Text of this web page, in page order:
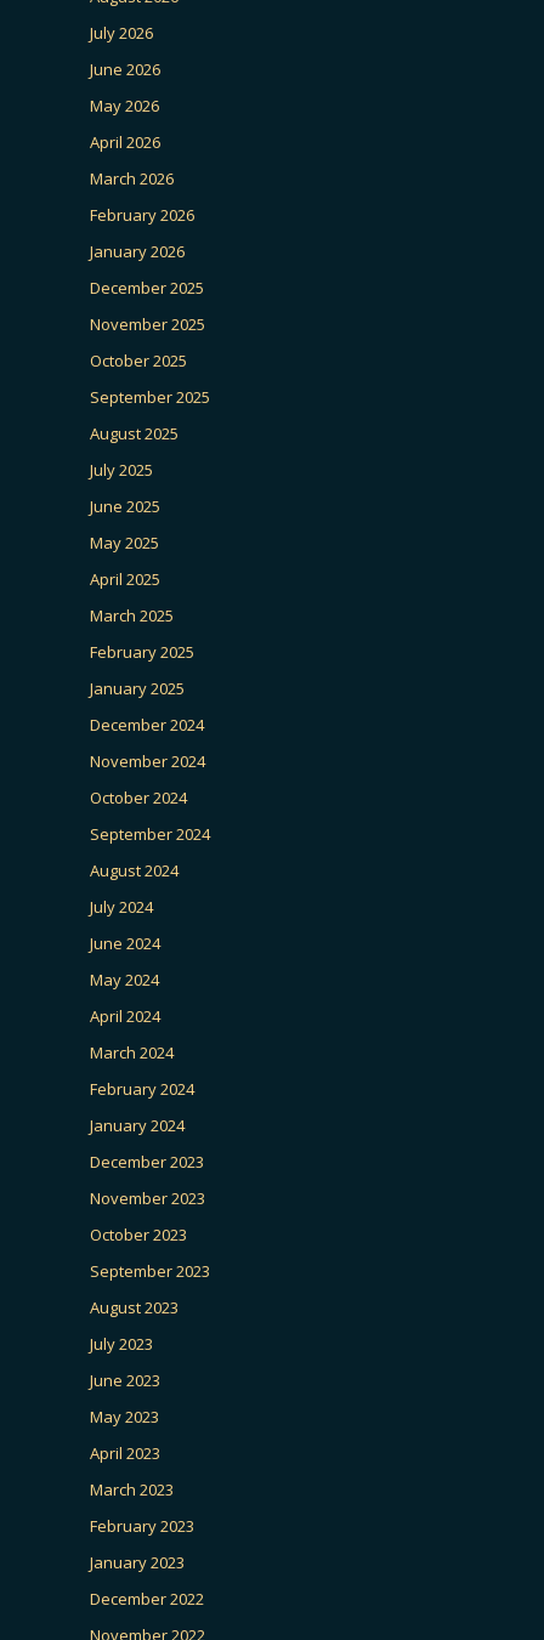
July 2026
June 2026
May 2026
April 2026
March 2026
February 2026
January 2026
December 2025
November 2025
October 2025
September 2025
August 2025
July 2025
June 2025
May 2025
April 2025
March 2025
February 2025
January 2025
December 2024
November 2024
October 2024
September 2024
August 2024
July 2024
June 2024
May 2024
April 2024
March 2024
February 2024
January 2024
December 2023
November 2023
October 2023
September 2023
August 2023
July 2023
June 2023
May 2023
April 2023
March 2023
February 2023
January 2023
December 2022
November 2022